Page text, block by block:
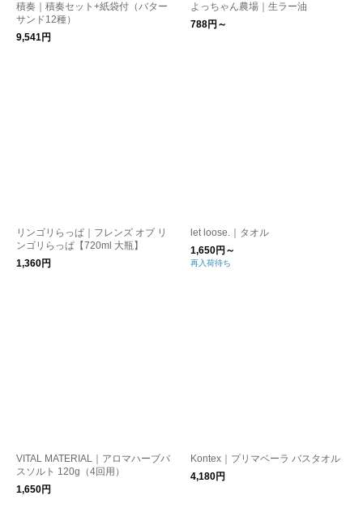
積奏｜積奏セット+紙袋付（バター
サンド12種）
9,541円
よっちゃん農場｜生ラー油
788円～
リンゴリらっぱ｜フレンズ オブ リ
ンゴリらっぱ【720ml 大瓶】
1,360円
let loose.｜タオル
1,650円～
再入荷待ち
VITAL MATERIAL｜アロマハーブバ
スソルト 120g（4回用）
1,650円
Kontex｜プリマベーラ バスタオル
4,180円